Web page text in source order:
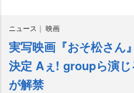
ニュース 映画
実写映画『おそ松さん
決定 Aぇ! groupら演じ
が解禁